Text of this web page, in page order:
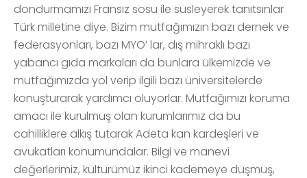
dondurmamızı Fransız sosu ile süsleyerek tanıtsınlar
Türk milletine diye. Bizim mutfağımızın bazı dernek ve
federasyonları, bazı MYO’ lar, dış mihraklı bazı
yabancı gıda markaları da bunlara ülkemizde ve
mutfağımızda yol verip ilgili bazı üniversitelerde
konuşturarak yardımcı oluyorlar. Mutfağımızı koruma
amacı ile kurulmuş olan kurumlarımız da bu
cahilliklere alkış tutarak Adeta kan kardeşleri ve
avukatları konumundalar. Bilgi ve manevi
değerlerimiz, kültürümüz ikinci kademeye düşmüş,